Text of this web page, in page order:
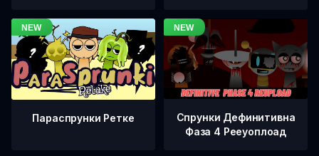
Параспрунки Ретке
Спрунки Дефинитивна
Фаза 4 Рееуоплоад